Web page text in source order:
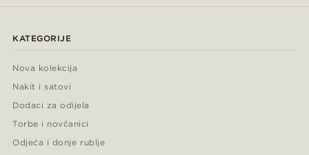
KATEGORIJE
Nova kolekcija
Nakit i satovi
Dodaci za odijela
Torbe i novčanici
Odjeća i donje rublje